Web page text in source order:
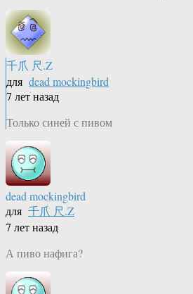
千爪 尺.Z
для dead mockingbird
7 лет назад
Только синей с пивом
dead mockingbird
для 千爪 尺.Z
7 лет назад
А пиво нафига?